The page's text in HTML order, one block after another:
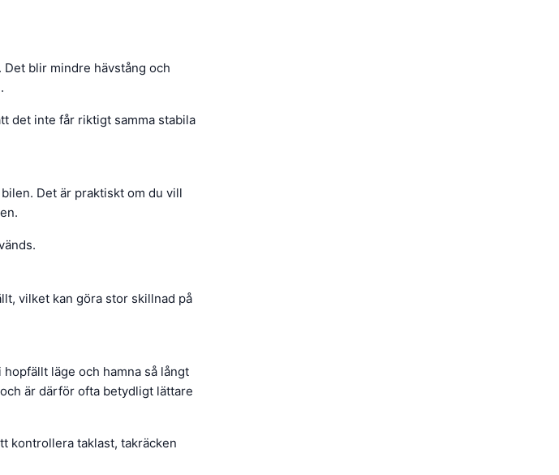
blir mindre hävstång och
det inte får riktigt samma stabila
Det är praktiskt om du vill
vilket kan göra stor skillnad på
läge och hamna så långt
är därför ofta betydligt lättare
kontrollera taklast, takräcken